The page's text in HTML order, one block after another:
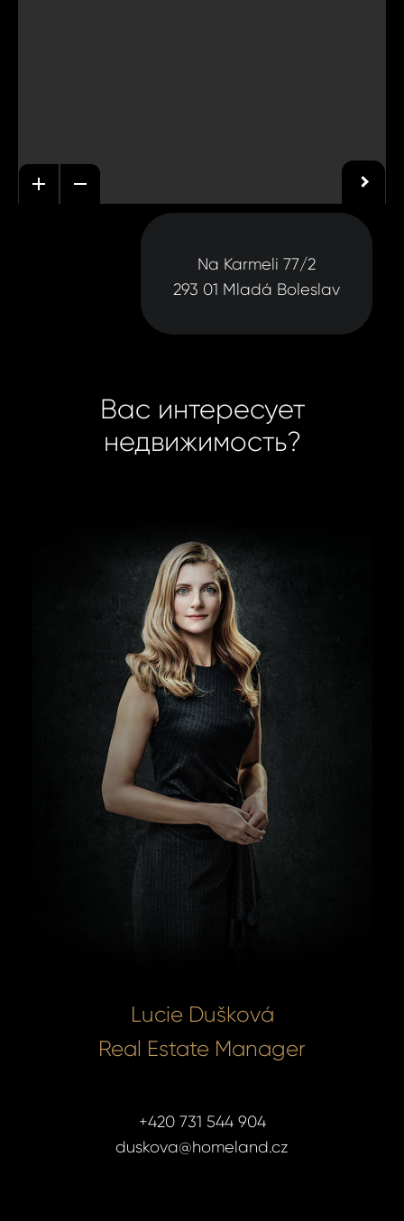
Na Karmeli 77/2
293 01 Mladá Boleslav
Вас интересует
недвижимость?
Lucie Dušková
Real Estate Manager
+420 731 544 904
duskova@homeland.cz